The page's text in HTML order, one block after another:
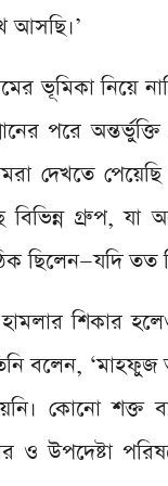
আসছি।’
ভূমিকা নিয়ে
পরে
দেখতে
গ্রুপ, যা
ছিলেন—যদি তত
হামলার শিকার
বলেন,
কোনো শক্ত
ও উপদেষ্টা